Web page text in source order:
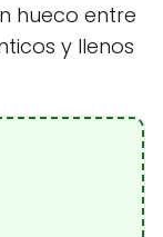
hueco entre
y llenos